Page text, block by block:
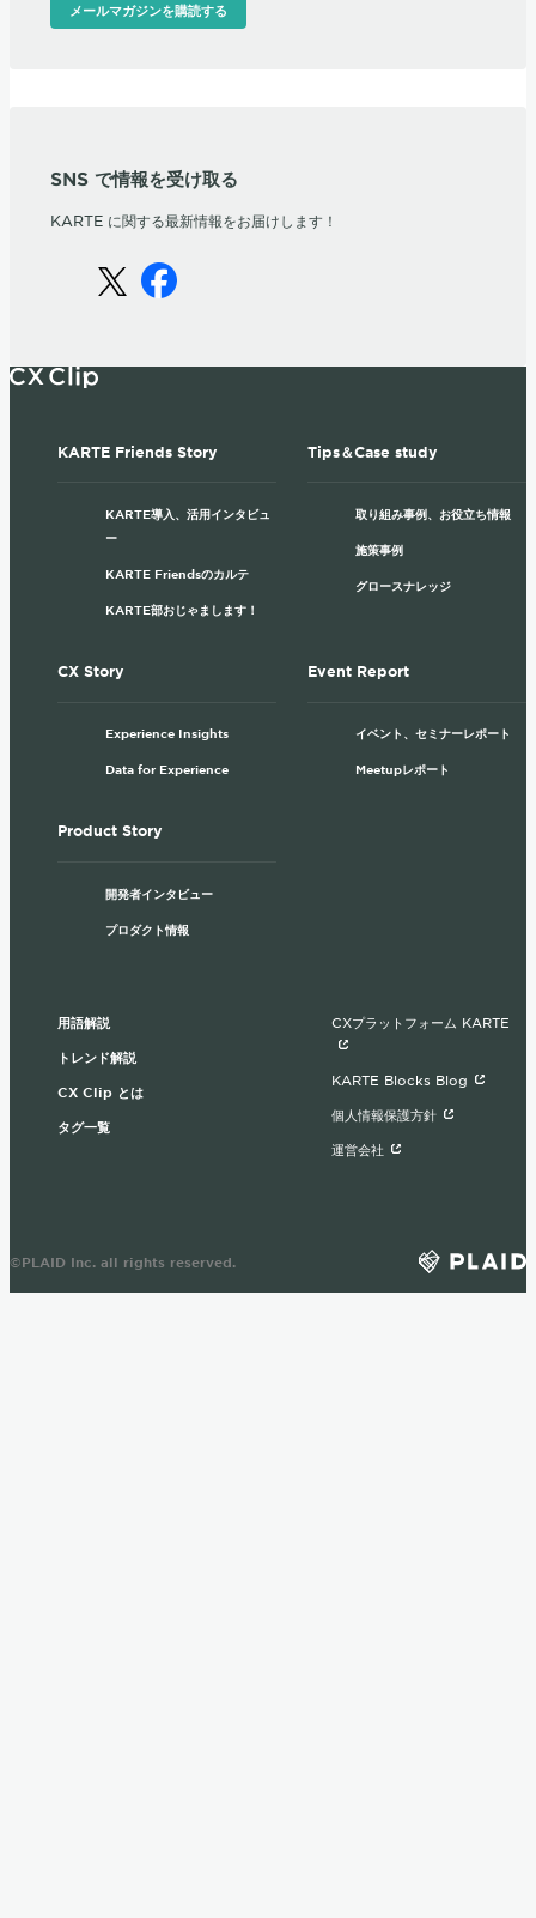
メールマガジンを購読する
SNS で情報を受け取る
KARTE に関する最新情報をお届けします！
KARTE Friends Story
KARTE導入、活用インタビュ
ー
KARTE Friendsのカルテ
KARTE部おじゃまします！
Tips＆Case study
取り組み事例、お役立ち情報
施策事例
グロースナレッジ
CX Story
Experience Insights
Data for Experience
Event Report
イベント、セミナーレポート
Meetupレポート
Product Story
開発者インタビュー
プロダクト情報
用語解説
トレンド解説
CX Clip とは
タグ一覧
CXプラットフォーム KARTE
KARTE Blocks Blog
個人情報保護方針
運営会社
©PLAID Inc. all rights reserved.